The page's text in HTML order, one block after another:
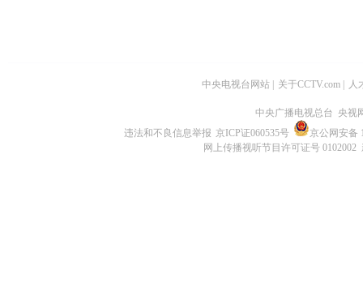
中央电视台网站 关于CCTV.com 人
中央广播电视总台 央视
违法和不良信息举报 京ICP证060535号
京公网安备
网上传播视听节目许可证号 0102002